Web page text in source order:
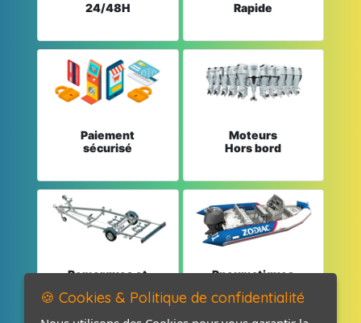
24/48H
Rapide
Paiement
sécurisé
Moteurs
Hors bord
Remorques et
Pneumatiques
🍪 Cookies & Politique de confidentialité